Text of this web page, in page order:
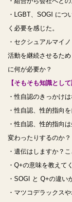
・LGBT、SOGI につ
く必要を感じた。
・セクシュアルマイ
活動を継続させるため
に何が必要か？
【そもそも知識とし
・性自認のきっかけ
・性自認、性的指向
・性自認、性的指向
変わったりするのか？
・遺伝はしますか？
・Q+の意味を教えて
・SOGI と Q+の違い
・マツコデラックス